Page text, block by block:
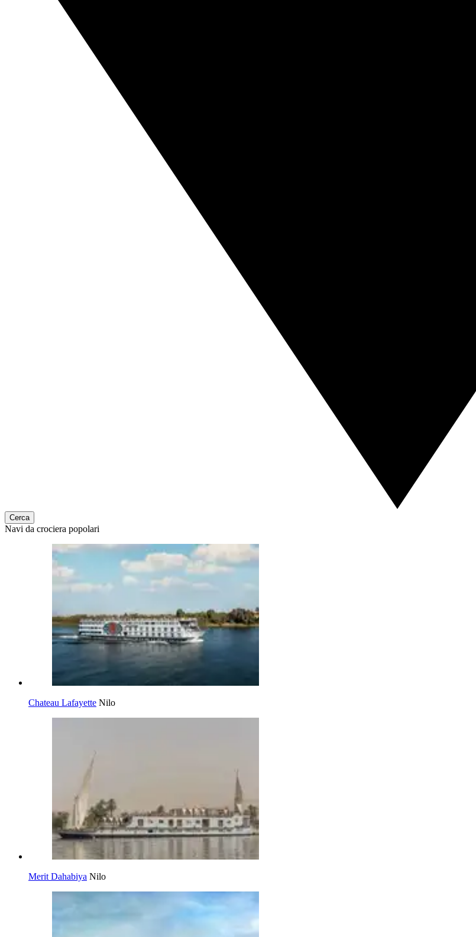
Cerca
Navi da crociera popolari
Chateau Lafayette Nilo
Merit Dahabiya Nilo